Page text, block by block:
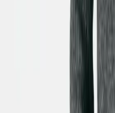
semelhantes
Descubra mais
com nossas
AI Movie Maker